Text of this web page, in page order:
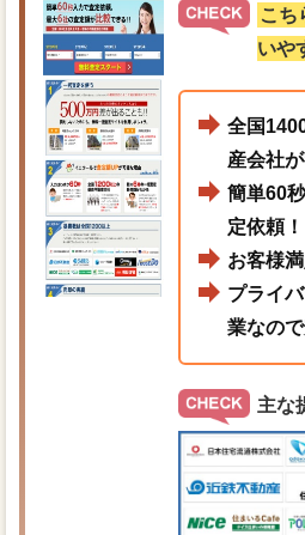
こち
いや
全国
産会社が
簡単60
定依頼！
お客様
プライ
業なので
主な